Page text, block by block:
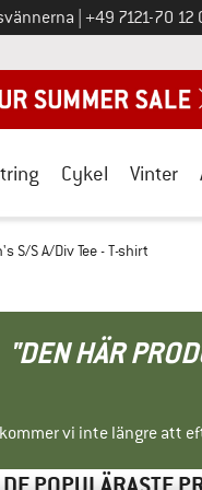
Ring oss på
+49 7121-70 12
betalningsinformationen
Cykel Vinter
S/S A/Div Tee - T-shirt
"DEN HÄR
vi inte längre att